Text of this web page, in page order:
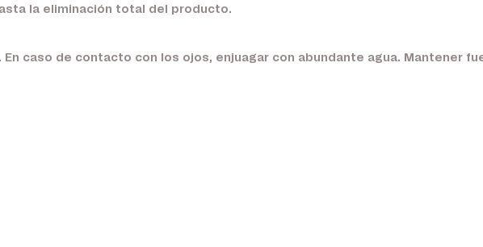
la eliminación total del producto.
En caso de contacto con los ojos, enjuagar con abundante agua. Mantener